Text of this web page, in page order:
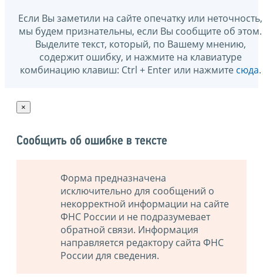
Если Вы заметили на сайте опечатку или неточность,
мы будем признательны, если Вы сообщите об этом.
Выделите текст, который, по Вашему мнению,
содержит ошибку, и нажмите на клавиатуре
комбинацию клавиш: Ctrl + Enter или нажмите сюда.
×
Сообщить об ошибке в тексте
Форма предназначена
исключительно для сообщений о
некорректной информации на сайте
ФНС России и не подразумевает
обратной связи. Информация
направляется редактору сайта ФНС
России для сведения.